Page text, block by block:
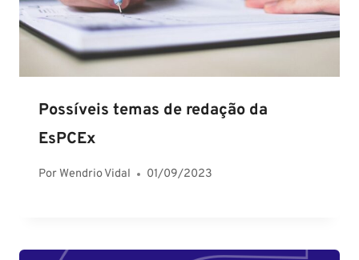
Possíveis temas de redação da
EsPCEx
PorWendrio Vidal 01/09/2023